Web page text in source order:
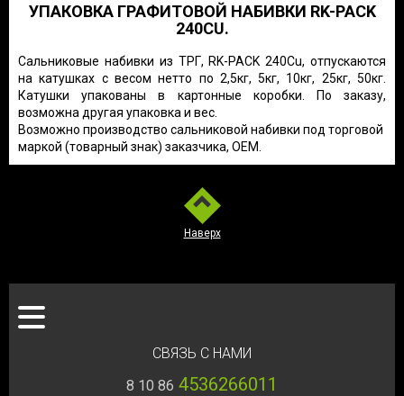
УПАКОВКА ГРАФИТОВОЙ НАБИВКИ RK-PACK
240CU.
Сальниковые набивки из ТРГ, RK-PACK 240Cu, отпускаются
на катушках с весом нетто по 2,5кг, 5кг, 10кг, 25кг, 50кг.
Катушки упакованы в картонные коробки. По заказу,
возможна другая упаковка и вес.
Возможно производство сальниковой набивки под торговой
маркой (товарный знак) заказчика, OEM.
Наверх
О КОМПАНИИ
О нас
КАТАЛОГ
Продукция
ЗАКАЗ ТОВАРА
Гарантии
СВЯЗЬ С НАМИ
8 10 86 4536266011